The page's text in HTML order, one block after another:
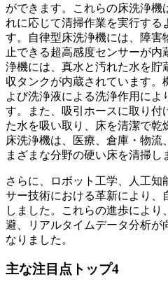
ができます。これらの床洗浄機
れに応じて清掃作業を実行する
す。自律型床洗浄機には、障害
止できる超高感度センサーが
浄機には、真水と汚れた水を貯
収タンクが内蔵されています。
よび洗浄液による洗浄作用によ
す。また、吸引ホースに取り付
た水を吸い取り、床を清潔で乾
床洗浄機は、医療、倉庫・物流
まざまな分野の硬い床を清掃し
さらに、ロボット工学、人工
サー技術における革新により、
しました。これらの進歩により
避、リアルタイムデータ分析が
なりました。
主な注目点トップ4